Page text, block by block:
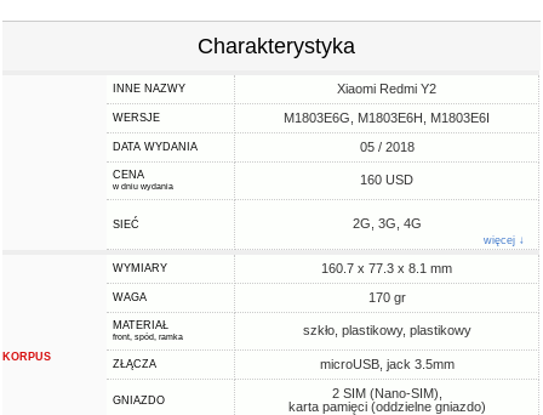
Charakterystyka
INNE NAZWY Xiaomi Redmi Y2
WERSJE M1803E6G, M1803E6H, M1803E6I
DATA WYDANIA 05 / 2018
CENA
w dniu wydania 160 USD
SIEĆ 2G, 3G, 4G
więcej ↓
KORPUS
WYMIARY 160.7 x 77.3 x 8.1 mm
WAGA 170 gr
MATERIAŁ
front, spód, ramka szkło, plastikowy, plastikowy
ZŁĄCZA microUSB, jack 3.5mm
GNIAZDO
2 SIM (Nano-SIM),
karta pamięci (oddzielne gniazdo)